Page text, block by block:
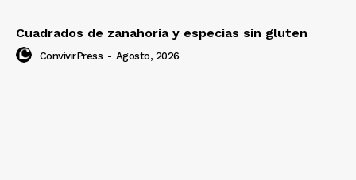
Cuadrados de zanahoria y especias sin gluten
ConvivirPress - Agosto, 2026